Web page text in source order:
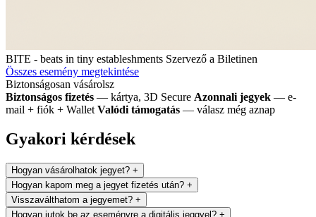
BITE - beats in tiny estableshments Szervező a Biletinen
Összes esemény megtekintése
Biztonságosan vásárolsz
Biztonságos fizetés — kártya, 3D Secure Azonnali jegyek — e-
mail + fiók + Wallet Valódi támogatás — válasz még aznap
Gyakori kérdések
Hogyan vásárolhatok jegyet? +
Hogyan kapom meg a jegyet fizetés után? +
Visszaválthatom a jegyemet? +
Hogyan jutok be az eseményre a digitális jeggyel? +